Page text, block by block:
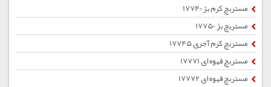
مستربچ کرم بژ 17740
مستربچ بژ 17750
مستربچ کرم آجری 17745
مستربچ قهوه ای 17771
مستربچ قهوه ای 17772